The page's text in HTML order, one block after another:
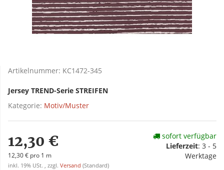
Artikelnummer: KC1472-345
Jersey TREND-Serie STREIFEN
Kategorie: Motiv/Muster
12,30 €
12,30 € pro 1 m
inkl. 19% USt. , zzgl. Versand (Standard)
sofort verfügbar
Lieferzeit: 3 - 5
Werktage